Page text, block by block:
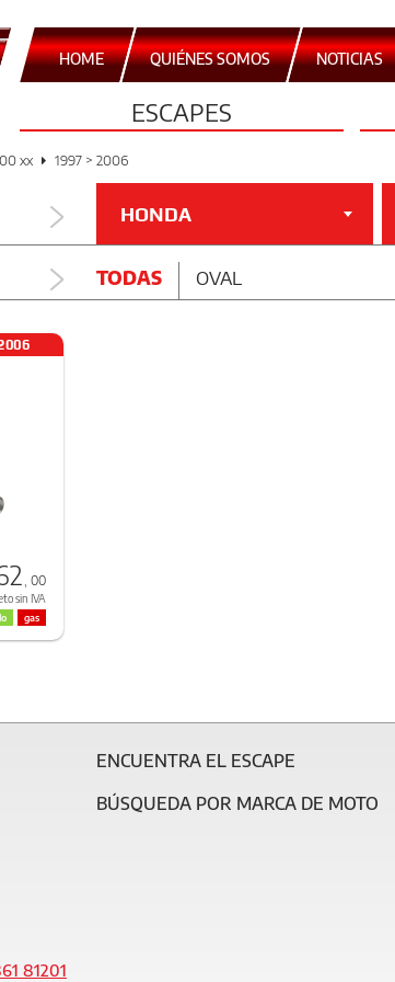
HOME QUIÉNES SOMOS NOTICIAS
ESCAPES
xx 1997 > 2006
HONDA
TODAS OVAL
, 00
sin IVA
gas
ENCUENTRA EL ESCAPE
BÚSQUEDA POR MARCA DE MOTO
81201